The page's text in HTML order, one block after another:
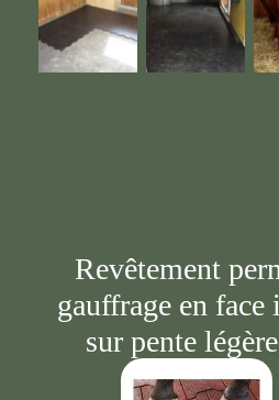
Revêtement
gauffrage en
sur pente